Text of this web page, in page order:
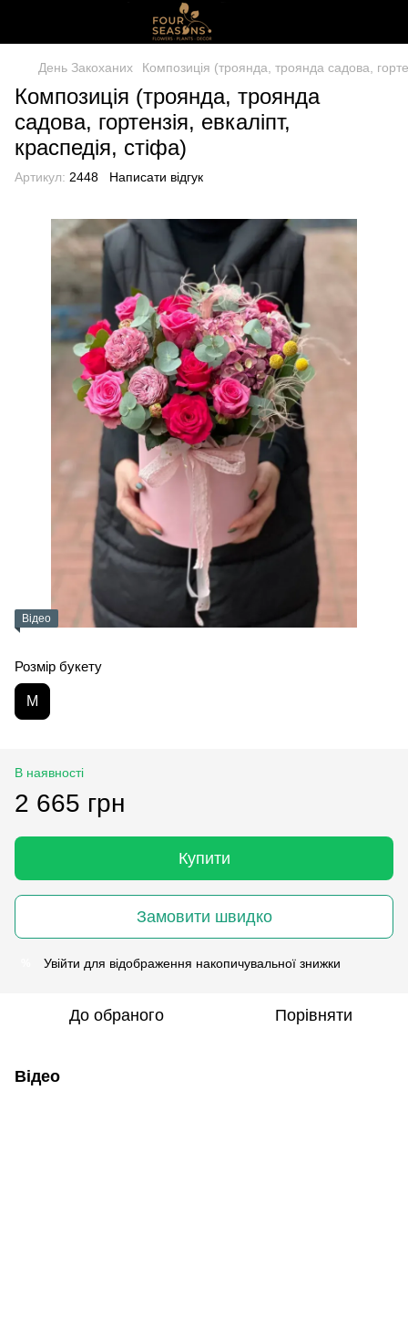
День Закоханих Композиція (троянда, троянда садова,
Композиція (троянда, троянда
садова, гортензія, евкаліпт,
краспедія, стіфа)
Артикул: 2448 Написати відгук
Відео
Розмір букету
M
В наявності
2 665 грн
Купити
Замовити швидко
Увійти для відображення накопичувальної знижки
До обраного Порівняти
Відео